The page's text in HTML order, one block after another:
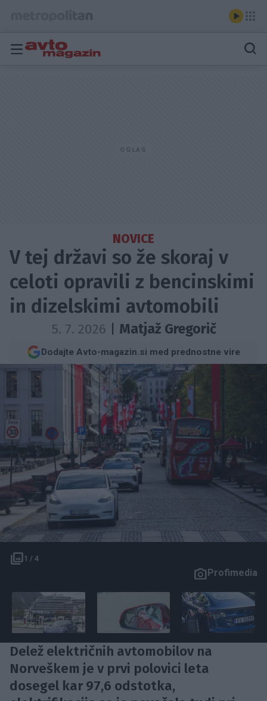
NOVICE
V tej državi so že skoraj v
celoti opravili z bencinskimi
in dizelskimi avtomobili
5. 7. 2026 Matjaž Gregorič
Dodajte Avto-magazin.si med prednostne vire
1 / 4
Profimedia
Delež električnih avtomobilov na
Norveškem je v prvi polovici leta
dosegel kar 97,6 odstotka,